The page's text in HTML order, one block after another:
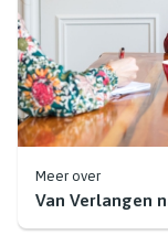
Meer over
Van Verlangen